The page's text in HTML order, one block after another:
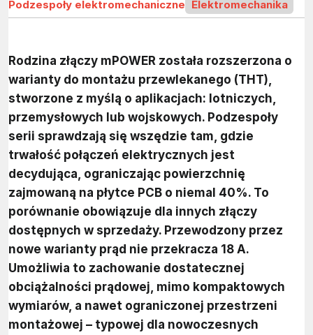
Podzespoły elektromechaniczne Elektromechanika
Rodzina złączy mPOWER została rozszerzona o
warianty do montażu przewlekanego (THT),
stworzone z myślą o aplikacjach: lotniczych,
przemysłowych lub wojskowych. Podzespoły
serii sprawdzają się wszędzie tam, gdzie
trwałość połączeń elektrycznych jest
decydująca, ograniczając powierzchnię
zajmowaną na płytce PCB o niemal 40%. To
porównanie obowiązuje dla innych złączy
dostępnych w sprzedaży. Przewodzony przez
nowe warianty prąd nie przekracza 18 A.
Umożliwia to zachowanie dostatecznej
obciążalności prądowej, mimo kompaktowych
wymiarów, a nawet ograniczonej przestrzeni
montażowej – typowej dla nowoczesnych